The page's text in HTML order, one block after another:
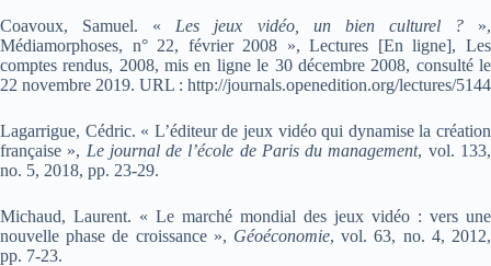
Coavoux, Samuel. « Les jeux vidéo, un bien culturel ?»,
Médiamorphoses, n° 22, février 2008 », Lectures [En ligne], Les
comptes rendus, 2008, mis en ligne le 30 décembre 2008, consulté le
22 novembre 2019. URL : http://journals.openedition.org/lectures/5144
Lagarrigue, Cédric. « L’éditeur de jeux vidéo qui dynamise la création
française », Le journal de l’école de Paris du management, vol. 133,
no. 5, 2018, pp. 23-29.
Michaud, Laurent. « Le marché mondial des jeux vidéo : vers une
nouvelle phase de croissance », Géoéconomie, vol. 63, no. 4, 2012,
pp. 7-23.